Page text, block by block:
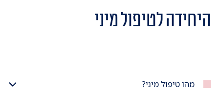
היחידה לטיפול מיני
מהו טיפול מיני?